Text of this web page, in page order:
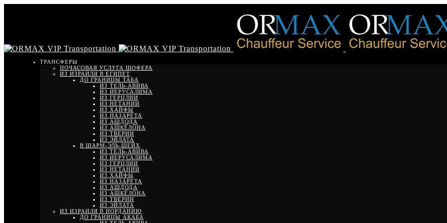
ТРАНСФЕРЫ
ПОЧАСОВАЯ УСЛУГА ШОФЕРА
ИЗ ИЗРАИЛЯ В ЕГИПЕТ
ДО ГРАНИЦЫ ТАБА
ИЗ ТЕЛЬ-АВИВА
ИЗ ИЕРУСАЛИМА
ИЗ ГЕРЦЛИИ
ИЗ НЕТАНИИ
ИЗ ХАЙФЫ
ИЗ НАЗАРЕТА
ИЗ АШДОДА
ИЗ АШКЕЛОНА
ИЗ ТВЕРИИ
ИЗ ЭЙЛАТА
В ШАРМ-ЭЛЬ-ШЕЙХ
ИЗ ТЕЛЬ-АВИВА
ИЗ ИЕРУСАЛИМА
ИЗ ГЕРЦЛИИ
ИЗ НЕТАНИИ
ИЗ ХАЙФЫ
ИЗ НАЗАРЕТА
ИЗ АШДОДА
ИЗ АШКЕЛОНА
ИЗ ТВЕРИИ
ИЗ ЭЙЛАТА
ИЗ ИЗРАИЛЯ В ИОРДАНИЮ
ДО ГРАНИЦЫ АКАБА